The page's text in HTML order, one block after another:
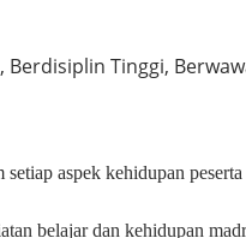
Tinggi,
aspek kehidupan
belajar dan kehidupan